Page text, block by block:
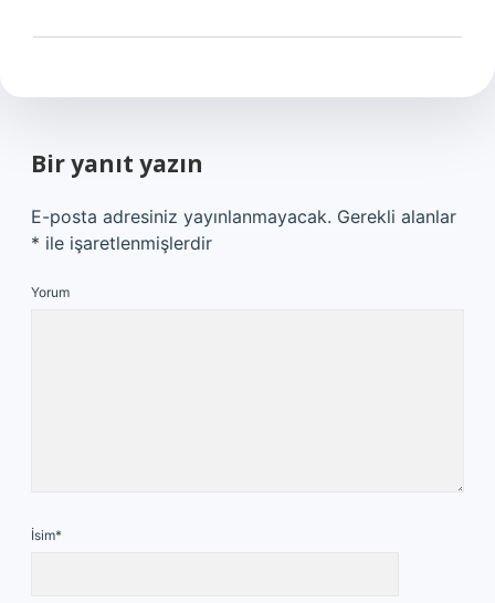
Bir yanıt yazın
E-posta adresiniz yayınlanmayacak. Gerekli alanlar
* ile işaretlenmişlerdir
Yorum
İsim*